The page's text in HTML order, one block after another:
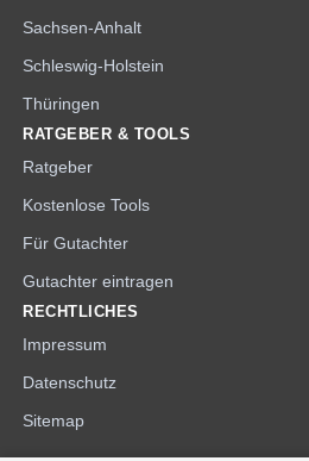
Sachsen-Anhalt
Schleswig-Holstein
Thüringen
RATGEBER & TOOLS
Ratgeber
Kostenlose Tools
Für Gutachter
Gutachter eintragen
RECHTLICHES
Impressum
Datenschutz
Sitemap